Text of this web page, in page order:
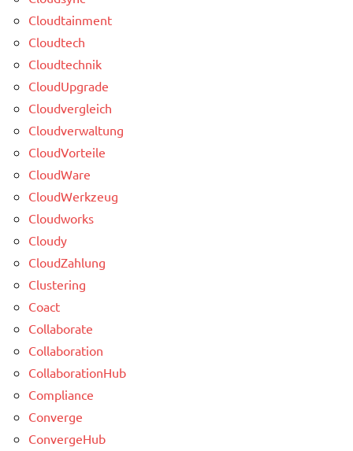
Cloudtainment
Cloudtech
Cloudtechnik
CloudUpgrade
Cloudvergleich
Cloudverwaltung
CloudVorteile
CloudWare
CloudWerkzeug
Cloudworks
Cloudy
CloudZahlung
Clustering
Coact
Collaborate
Collaboration
CollaborationHub
Compliance
Converge
ConvergeHub